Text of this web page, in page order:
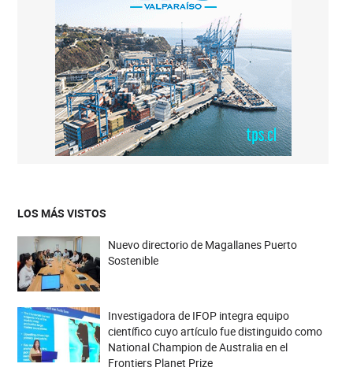
LOS MÁS VISTOS
Nuevo directorio de Magallanes Puerto
Sostenible
Investigadora de IFOP integra equipo
científico cuyo artículo fue distinguido como
National Champion de Australia en el
Frontiers Planet Prize